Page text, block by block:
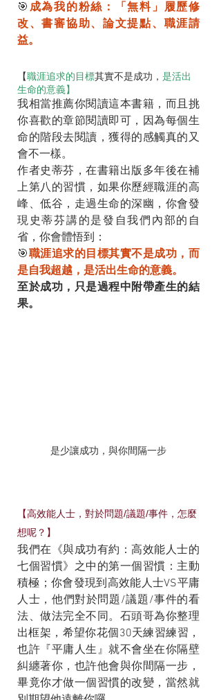
🎯 成為我的粉絲：「無料」履歷修
改、書審協助、論文提點、職涯請
益。
【職涯追求的目標其實不是成功， 是活出
生命的意義】
我相當推薦你閱讀這本書籍，而且挑
你喜歡的章節閱讀即可，因為每個生
命的階段去閱讀，獲得的感觸真的又
會不一樣。
作者史蒂芬，在書籍出版多年後在補
上第八的習慣，如果你歷經職涯的高
峰、低谷，走過生命的深幽，你會發
現史蒂芬講的是發自我們內部的自
省，你會體悟到：
🎯職涯追求的目標其實不是成功，而
是自我超越，是活出生命的意義。
至於成功，只是過程中附帶產生的結
果。
是少讓成功，與你間隔一步
【高效能人士，對於問題/議題/事件，怎麼
想呢？】
我們在《與成功有約：高效能人士的
七個習慣》之中的第一個習慣：主動
積極；你會發現到高效能人士VS平庸
人士，他們對於問題/議題/事件的看
法、做法完全不同。石頭哥為你整理
出框架，希望你花個30天練習練習，
也許『平庸人生』就不會坐在你隔壁
糾纏著你，也許他會與你間隔一步，
畢竟你才做一個習慣的改變，當然就